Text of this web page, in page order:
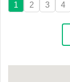
1 2 3 4